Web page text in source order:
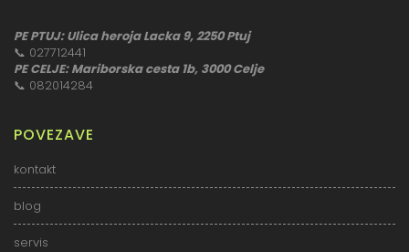
PE PTUJ: Ulica heroja Lacka 9, 2250 Ptuj
📞 027712441
PE CELJE: Mariborska cesta 1b, 3000 Celje
📞 082014284
POVEZAVE
kontakt
blog
servis